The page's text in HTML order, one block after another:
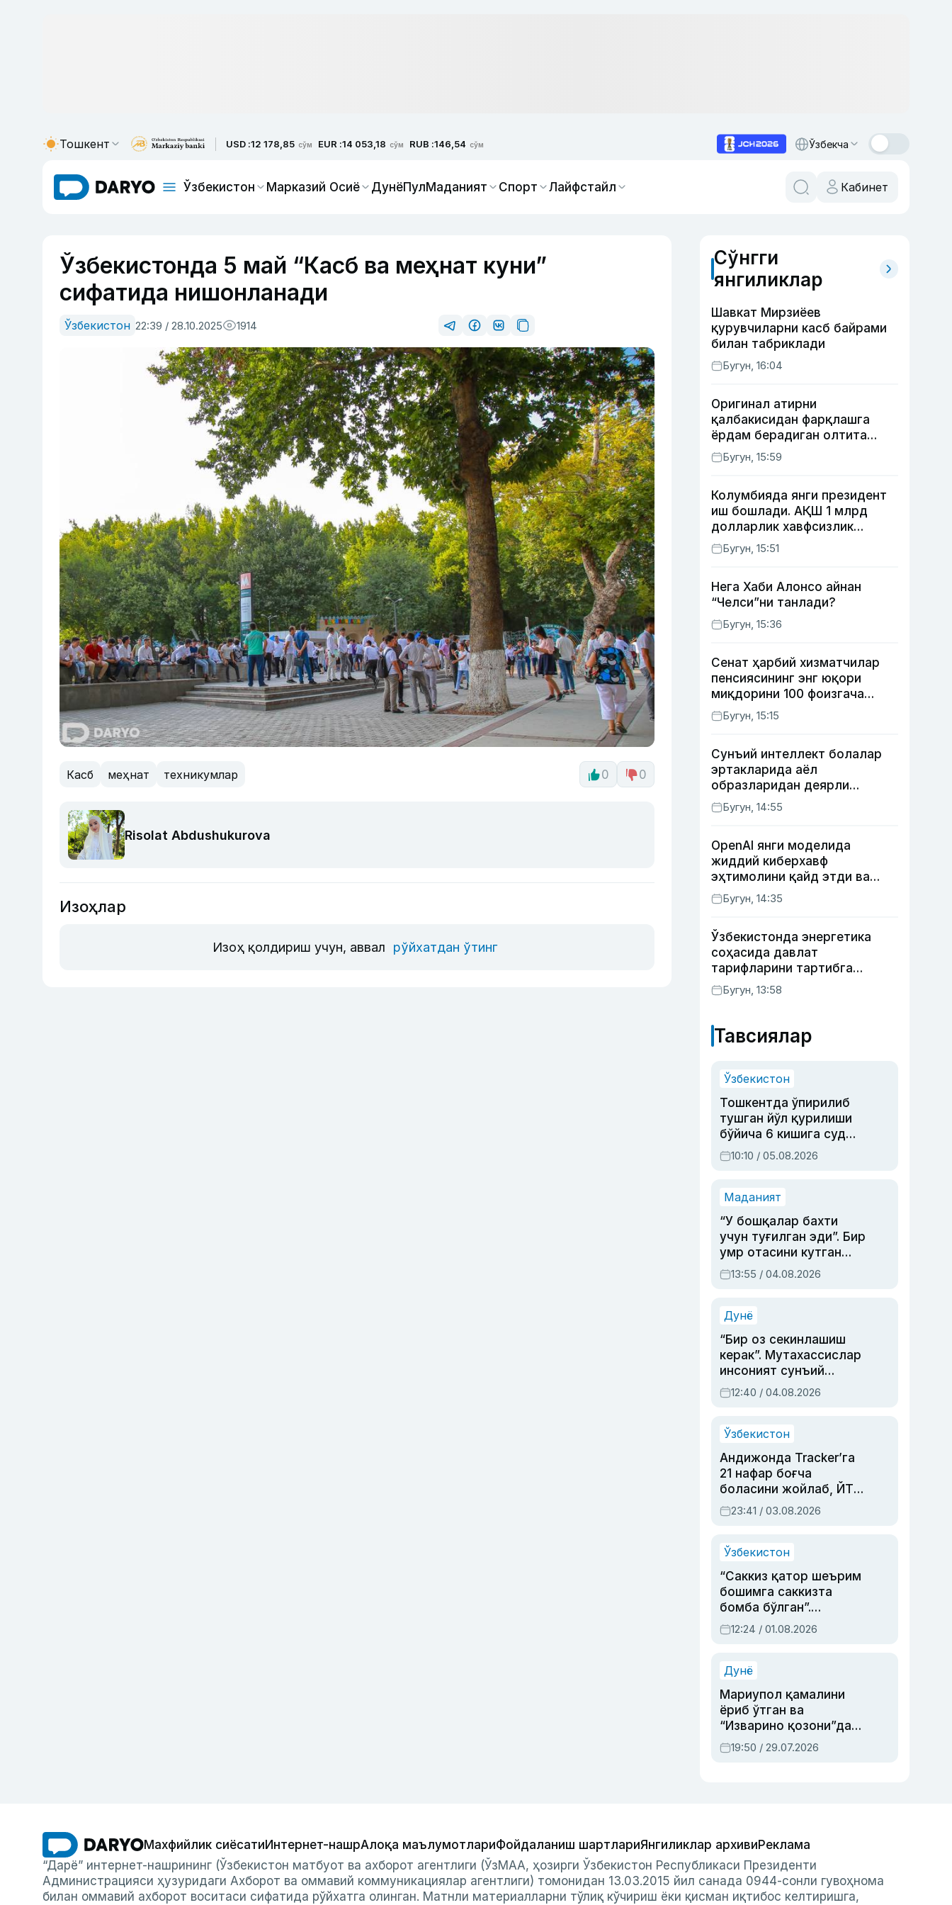
Тошкент USD :12 178,85 сўм EUR :14 053,18 сўм RUB :146,54 сўм Ўзбекча
Ўзбекистон Марказий Осиё ДунёПулМаданият Спорт Лайфстайл Кабинет
Ўзбекистонда 5 май “Касб ва меҳнат куни”
сифатида нишонланади
Ўзбекистон 22:39 / 28.10.2025 1914
Касб меҳнат техникумлар 0 0
Risolat Abdushukurova
Изоҳлар
Изоҳ қолдириш учун, аввал рўйхатдан ўтинг
Сўнгги
янгиликлар
Шавкат Мирзиёев
қурувчиларни касб байрами
билан табриклади
Бугун, 16:04
Оригинал атирни
қалбакисидан фарқлашга
ёрдам берадиган олтита
лайфҳак
Бугун, 15:59
Колумбияда янги президент
иш бошлади. АҚШ 1 млрд
долларлик хавфсизлик
ёрдами бермоқчи
Бугун, 15:51
Нега Хаби Алонсо айнан
“Челси”ни танлади?
Бугун, 15:36
Сенат ҳарбий хизматчилар
пенсиясининг энг юқори
миқдорини 100 фоизгача
оширишни назарда тутувчи
қонунни маъқуллади
Бугун, 15:15
Сунъий интеллект болалар
эртакларида аёл
образларидан деярли
фойдаланмаяпти
Бугун, 14:55
OpenAI янги моделида
жиддий киберхавф
эҳтимолини қайд этди ва
хавфсизлик чораларини
кучайтирди
Бугун, 14:35
Ўзбекистонда энергетика
соҳасида давлат
тарифларини тартибга
солишнинг янги тизими
жорий этилди
Бугун, 13:58
Тавсиялар
Ўзбекистон
Тошкентда ўпирилиб
тушган йўл қурилиши
бўйича 6 кишига суд
ҳукми ўқилди
10:10 / 05.08.2026
Маданият
“У бошқалар бахти
учун туғилган эди”. Бир
умр отасини кутган
актриса ва дубльяж
устаси Римма
синовларга тўла ҳаёти
13:55 / 04.08.2026
Дунё
“Бир оз секинлашиш
керак”. Мутахассислар
инсоният сунъий
интеллектни бошқара
олмай қолишидан
12:40 / 04.08.2026
Ўзбекистон
Андижонда Tracker’га
21 нафар боғча
боласини жойлаб, ЙТҲ
содир этган аёлга суд
ҳукми ўқилди
23:41 / 03.08.2026
Ўзбекистон
“Саккиз қатор шеърим
бошимга саккизта
бомба бўлган”.
Абдулла Ориповни
сиёсий айбловлардан
12:24 / 01.08.2026
Дунё
Мариупол қамалини
ёриб ўтган ва
“Изварино қозони”дан
чиққан қаҳрамон —
Украина армияси бош
19:50 / 29.07.2026
Махфийлик сиёсатиИнтернет-нашрАлоқа маълумотлариФойдаланиш шартлариЯнгиликлар архивиРеклама
“Дарё” интернет-нашрининг (Ўзбекистон матбуот ва ахборот агентлиги (ЎзМАА, ҳозирги Ўзбекистон Республикаси Президенти
Администрацияси ҳузуридаги Ахборот ва оммавий коммуникациялар агентлиги) томонидан 13.03.2015 йил санада 0944-сонли гувоҳнома
билан оммавий ахборот воситаси сифатида рўйхатга олинган. Матнли материалларни тўлиқ кўчириш ёки қисман иқтибос келтиришга,